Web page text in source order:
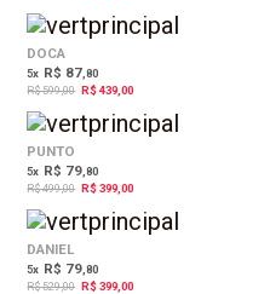
DOCA
5x R$ 87 ,80
R$ 599,00 R$ 439,00
PUNTO
5x R$ 79 ,80
R$ 499,00 R$ 399,00
DANIEL
5x R$ 79 ,80
R$ 529,00 R$ 399,00